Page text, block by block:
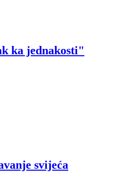
ka jednakosti"
svijeća